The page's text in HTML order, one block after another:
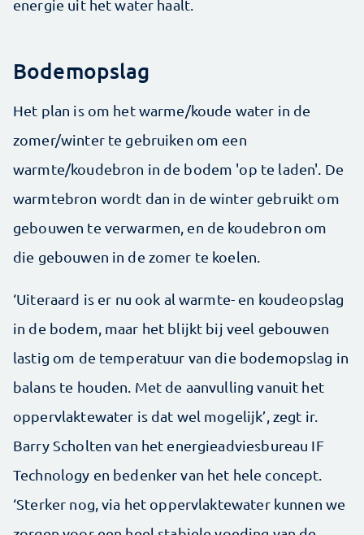
energie uit het water haalt.
Bodemopslag
Het plan is om het warme/koude water in de
zomer/winter te gebruiken om een
warmte/koudebron in de bodem 'op te laden'. De
warmtebron wordt dan in de winter gebruikt om
gebouwen te verwarmen, en de koudebron om
die gebouwen in de zomer te koelen.
‘Uiteraard is er nu ook al warmte- en koudeopslag
in de bodem, maar het blijkt bij veel gebouwen
lastig om de temperatuur van die bodemopslag in
balans te houden. Met de aanvulling vanuit het
oppervlaktewater is dat wel mogelijk’, zegt ir.
Barry Scholten van het energieadviesbureau IF
Technology en bedenker van het hele concept.
‘Sterker nog, via het oppervlaktewater kunnen we